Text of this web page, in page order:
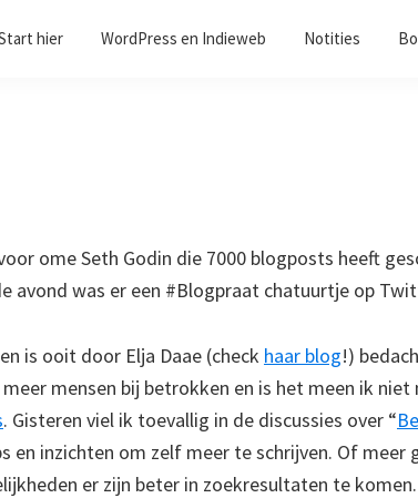
hier WordPress en Indieweb Notities
ome Seth Godin die 7000 blogposts heeft
avond was er een #Blogpraat chatuurtje op
is ooit door Elja Daae (check haar blog!)
mensen bij betrokken en is het meen ik niet
. Gisteren viel ik toevallig in de discussies over “
en inzichten om zelf meer te schrijven. Of meer
er zijn beter in zoekresultaten te